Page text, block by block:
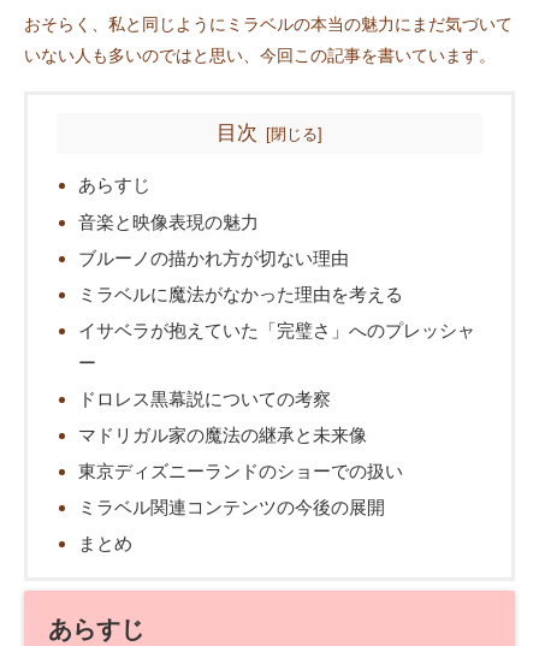
おそらく、私と同じようにミラベルの本当の魅力にまだ気づいて
いない人も多いのではと思い、今回この記事を書いています。
目次
あらすじ
音楽と映像表現の魅力
ブルーノの描かれ方が切ない理由
ミラベルに魔法がなかった理由を考える
イサベラが抱えていた「完璧さ」へのプレッシャ
ー
ドロレス黒幕説についての考察
マドリガル家の魔法の継承と未来像
東京ディズニーランドのショーでの扱い
ミラベル関連コンテンツの今後の展開
まとめ
あらすじ